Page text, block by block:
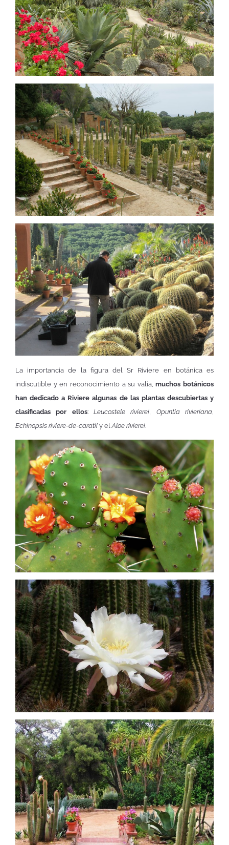
La importancia de la figura del Sr Riviere en botánica es
indiscutible y en reconocimiento a su valía,muchos botánicos
han dedicado a Riviere algunas de las plantas descubiertas y
clasificadas por ellos:Leucostele rivierei Opuntia rivieriana
Echinopsis riviere-de-caratii y elAloe rivierei.